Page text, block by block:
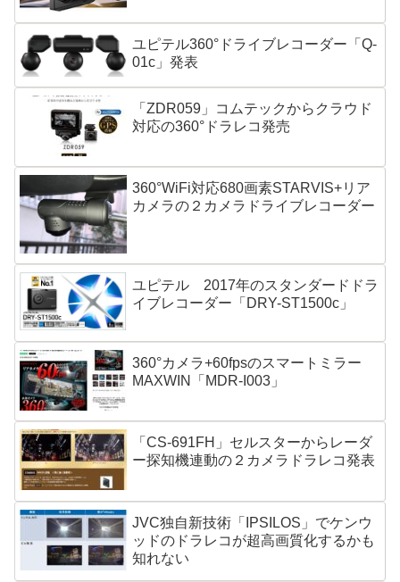
ユピテル360°ドライブレコーダー「Q-
01c」発表
「ZDR059」コムテックからクラウド
対応の360°ドラレコ発売
360°WiFi対応680画素STARVIS+リア
カメラの２カメラドライブレコーダー
ユピテル 2017年のスタンダードドラ
イブレコーダー「DRY-ST1500c」
360°カメラ+60fpsのスマートミラー
MAXWIN「MDR-I003」
「CS-691FH」セルスターからレーダ
ー探知機連動の２カメラドラレコ発表
JVC独自新技術「IPSILOS」でケンウ
ッドのドラレコが超高画質化するかも
知れない